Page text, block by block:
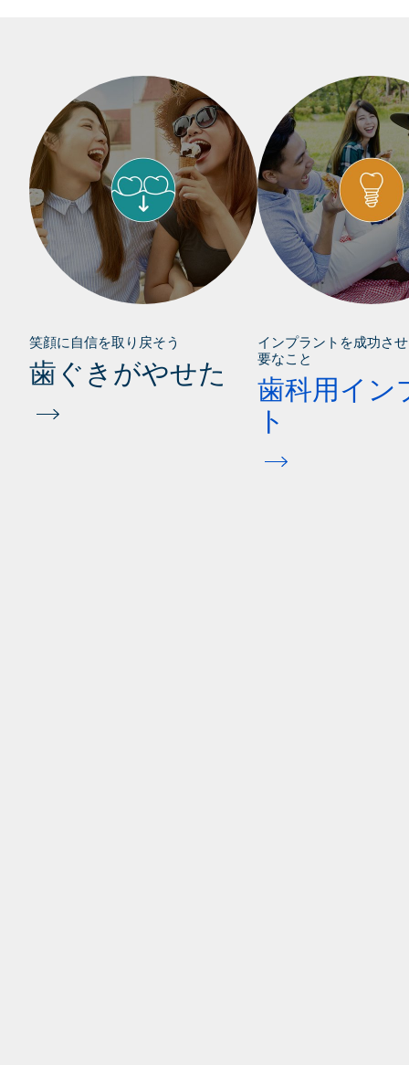
笑顔に自信を取り戻そう
歯ぐきがやせた
インプラントを成功さ
要なこと
歯科用イン
ト